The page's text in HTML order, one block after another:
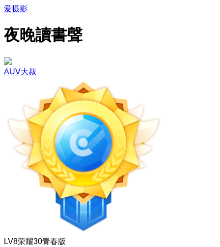
爱摄影
夜晚讀書聲
AUV大叔
LV8荣耀30青春版